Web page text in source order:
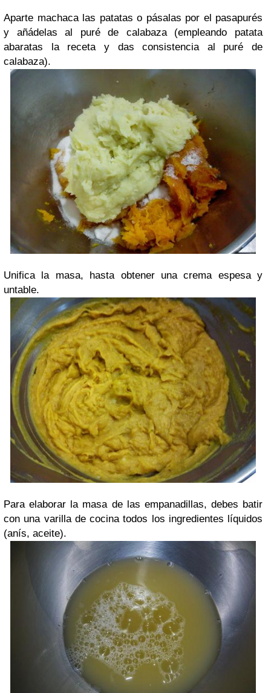
Aparte machaca las patatas o pásalas por el pasapurés
y añádelas al puré de calabaza (empleando patata
abaratas la receta y das consistencia al puré de
calabaza).
Unifica la masa, hasta obtener una crema espesa y
untable.
Para elaborar la masa de las empanadillas, debes batir
con una varilla de cocina todos los ingredientes líquidos
(anís, aceite).